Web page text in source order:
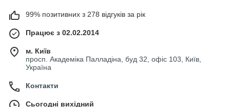
99% позитивних з 278 відгуків за рік
Працює з 02.02.2014
м. Київ
просп. Академіка Палладіна, буд 32, офіс 103, Київ,
Україна
Контакти
Сьогодні вихідний